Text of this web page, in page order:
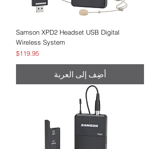
Samson XPD2 Headset USB Digital
Wireless System
السعر
$119.95
أضِف إلى العربة